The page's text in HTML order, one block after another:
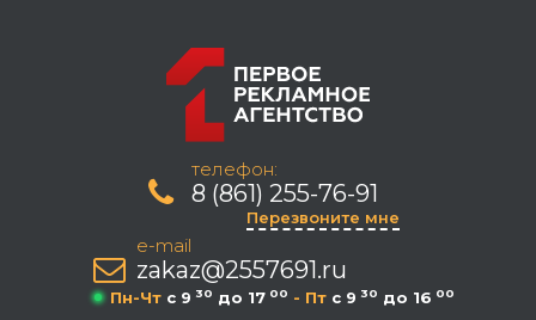
телефон:
8 (861) 255-76-91
Перезвоните мне
e-mail
zakaz@2557691.ru
Пн-Чт c 9 30 до 17 00 - Пт c 9 30 до 16 00